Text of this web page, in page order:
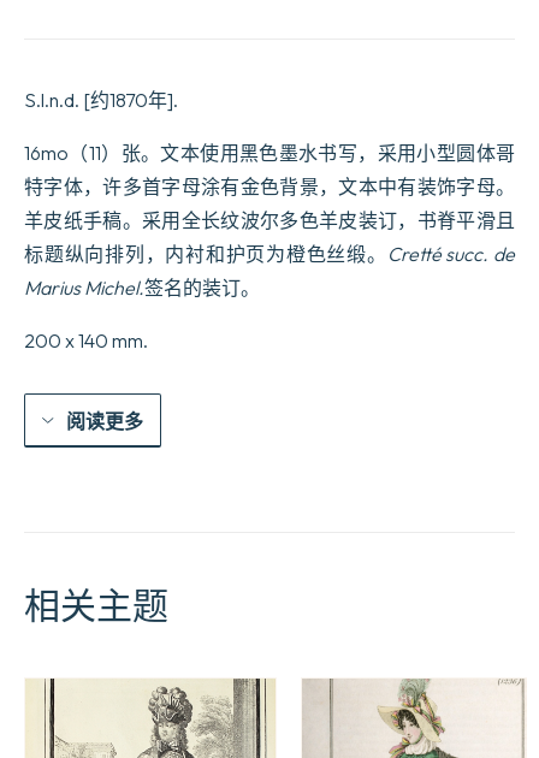
S.l.n.d. [约1870年].
16mo（11）张。文本使用黑色墨水书写，采用小型圆体哥
特字体，许多首字母涂有金色背景，文本中有装饰字母。
羊皮纸手稿。采用全长纹波尔多色羊皮装订，书脊平滑且
标题纵向排列，内衬和护页为橙色丝缎。
Cretté succ. de
Marius Michel.签名的装订。
200 x 140 mm.
阅读更多
相关主题